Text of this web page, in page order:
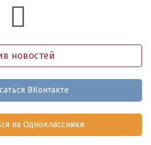
новостей
ВКонтакте
на Одноклассники